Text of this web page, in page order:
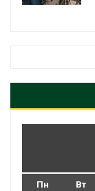
Пн Вт